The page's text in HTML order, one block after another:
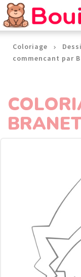
Coloriage
commencant par B
Panneau de gestion